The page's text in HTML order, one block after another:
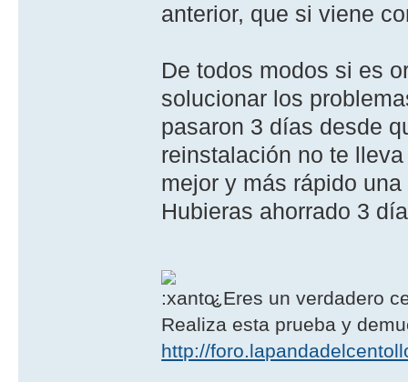
anterior, que si viene
De todos modos si es
solucionar los
pasaron 3 días desde
reinstalación no te
mejor y más rápido
Hubieras ahorrado 3
¿Eres un verdadero
Realiza esta prueba y
http://